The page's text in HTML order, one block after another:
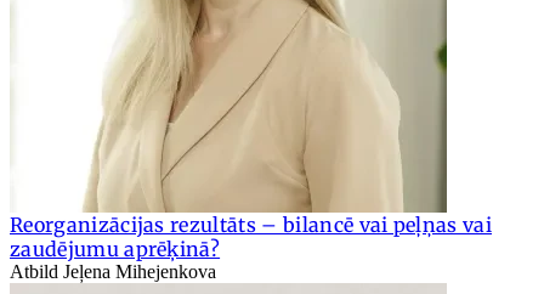
Reorganizācijas rezultāts – bilancē vai peļņas vai
zaudējumu aprēķinā?
Atbild Jeļena Mihejenkova